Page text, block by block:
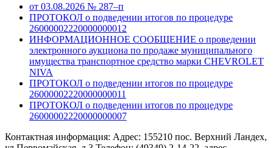
от 03.08.2026 № 287–п
ПРОТОКОЛ о подведении итогов по процедуре
26000002220000000012
ИНФОРМАЦИОННОЕ СООБЩЕНИЕ о проведении
электронного аукциона по продаже муниципального
имущества транспортное средство марки CHEVROLET
NIVA
ПРОТОКОЛ о подведении итогов по процедуре
26000002220000000011
ПРОТОКОЛ о подведении итогов по процедуре
26000002220000000007
Контактная информация: Адрес: 155210 пос. Верхний Ландех,